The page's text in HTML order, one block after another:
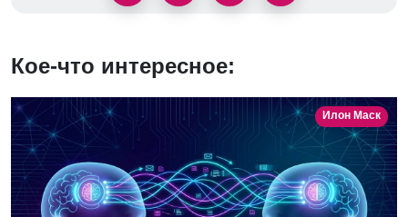
Кое-что интересное:
Илон Маск